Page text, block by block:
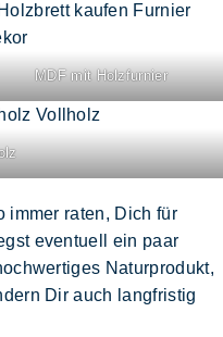
MDF mit Holzfurnier
immer raten, Dich für
eventuell ein paar
Naturprodukt,
Dir auch langfristig